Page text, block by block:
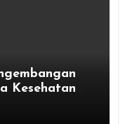
Kesehatan